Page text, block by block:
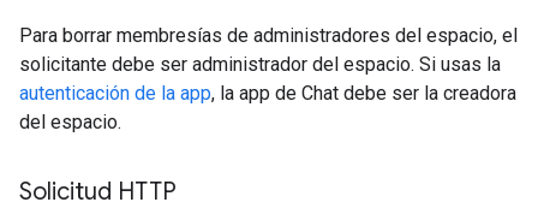
Para borrar membresías de administradores del espacio, el
solicitante debe ser administrador del espacio. Si usas la
autenticación de la app, la app de Chat debe ser la creadora
del espacio.
Solicitud HTTP